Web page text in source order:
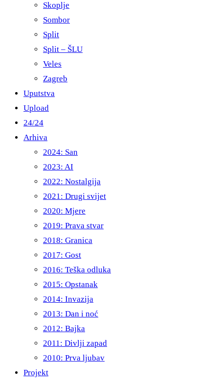
Skoplje
Sombor
Split
Split – ŠLU
Veles
Zagreb
Uputstva
Upload
24/24
Arhiva
2024: San
2023: AI
2022: Nostalgija
2021: Drugi svijet
2020: Mjere
2019: Prava stvar
2018: Granica
2017: Gost
2016: Teška odluka
2015: Opstanak
2014: Invazija
2013: Dan i noć
2012: Bajka
2011: Divlji zapad
2010: Prva ljubav
Projekt